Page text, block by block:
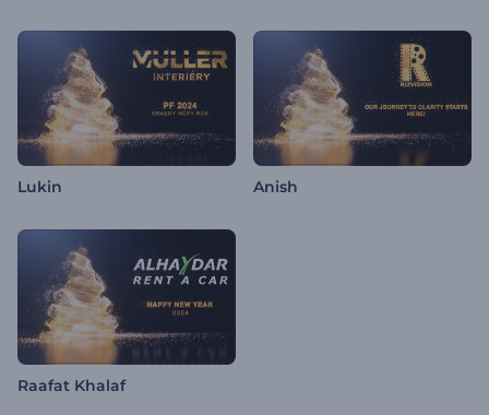
Lukin Anish
Raafat Khalaf